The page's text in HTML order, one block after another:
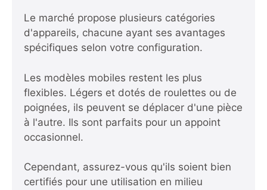
Le marché propose plusieurs catégories
d'appareils, chacune ayant ses avantages
spécifiques selon votre configuration.
Les modèles mobiles restent les plus
flexibles. Légers et dotés de roulettes ou de
poignées, ils peuvent se déplacer d'une pièce
à l'autre. Ils sont parfaits pour un appoint
occasionnel.
Cependant, assurez-vous qu'ils soient bien
certifiés pour une utilisation en milieu